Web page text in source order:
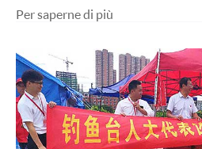
Per saperne di più